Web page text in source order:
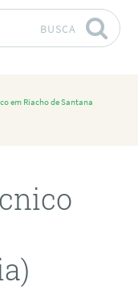
BUSCA
em Riacho de Santana